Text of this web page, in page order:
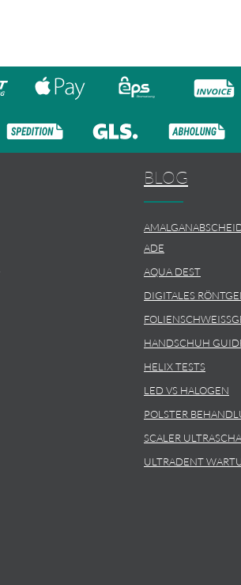
BLOG
ADE
AQUA DEST
DIGITALES
HANDSCHUH
HELIX TESTS
LED VS HALOGEN
POLSTER
SCALER
ULTRADENT